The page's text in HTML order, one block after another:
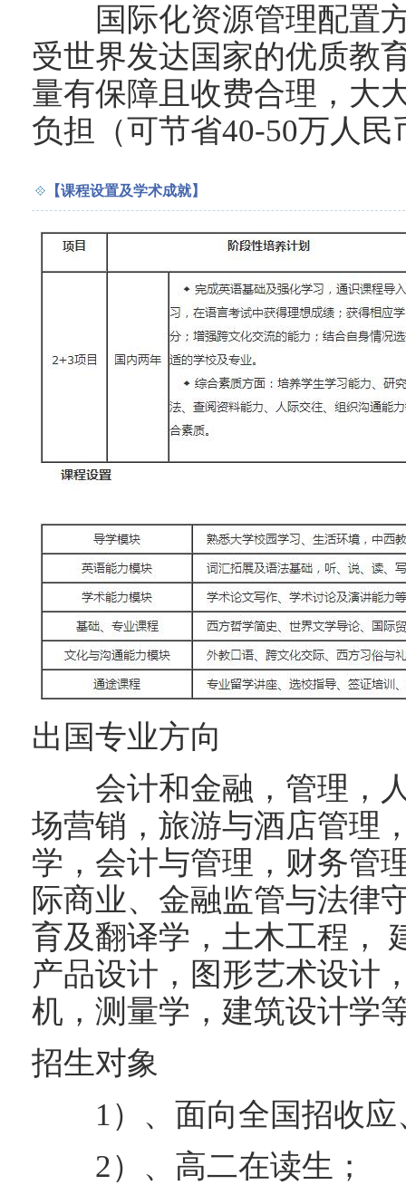
国际化资源管理配置方
受世界发达国家的优质教
量有保障且收费合理，大
负担（可节省40-50万人民
【课程设置及学术成就】
出国专业方向
会计和金融，管理，人
场营销，旅游与酒店管理
学，会计与管理，财务管
际商业、金融监管与法律
育及翻译学，土木工程，
产品设计，图形艺术设计
机，测量学，建筑设计学
招生对象
1）、面向全国招收应
2）、高二在读生；